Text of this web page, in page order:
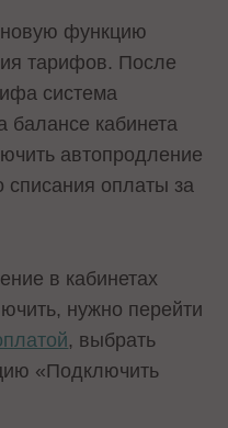
функцию
тарифов. После
система
балансе кабинета
автопродление
оплаты за
в кабинетах
нужно перейти
, выбрать
«Подключить